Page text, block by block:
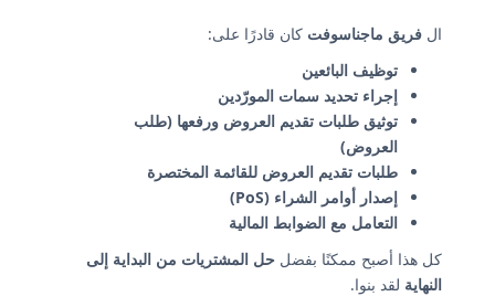
ال فريق ماجناسوفت كان قادرًا على:
توظيف البائعين
إجراء تحديد سمات المورّدين
توثيق طلبات تقديم العروض ورفعها (طلب
العروض)
طلبات تقديم العروض للقائمة المختصرة
إصدار أوامر الشراء (PoS)
التعامل مع الضوابط المالية
كل هذا أصبح ممكنًا بفضل حل المشتريات من البداية إلى
النهاية لقد بنوا.